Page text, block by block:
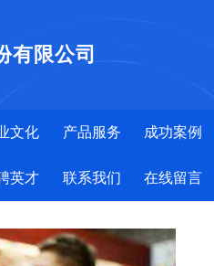
有限公司
文化 产品服务 成功案例
英才 联系我们 在线留言